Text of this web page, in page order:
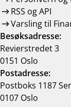
RSS og API
Varsling til
Besøksadresse:
Revierstredet 3
0151 Oslo
Postadresse:
Postboks 1187
0107 Oslo